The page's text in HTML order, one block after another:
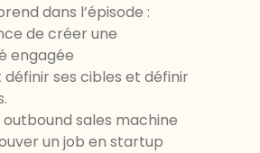
dans l’épisode :
de créer une
engagée
ses cibles et définir
outbound sales machine
un job en startup